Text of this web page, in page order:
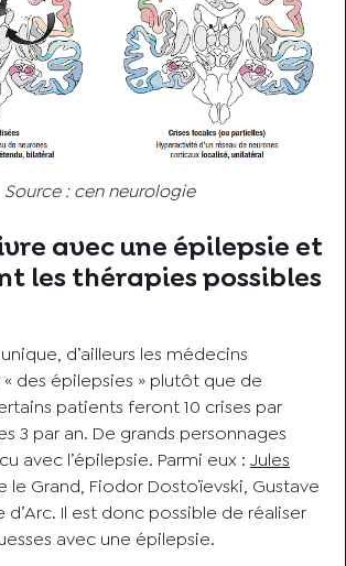
Source : cen neurologie
avec une épilepsie et
les thérapies possibles
d’ailleurs les médecins
des épilepsies » plutôt que de
patients feront 10 crises par
3 par an. De grands personnages
avec l’épilepsie. Parmi eux : Jules
le Grand, Fiodor Dostoïevski, Gustave
d’Arc. Il est donc possible de réaliser
avec une épilepsie.